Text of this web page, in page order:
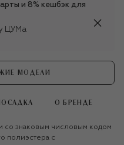
и 8% кешбэк для
ЦУМа
МОДЕЛИ
О БРЕНДЕ
со знаковым числовым кодом
полиэстера с